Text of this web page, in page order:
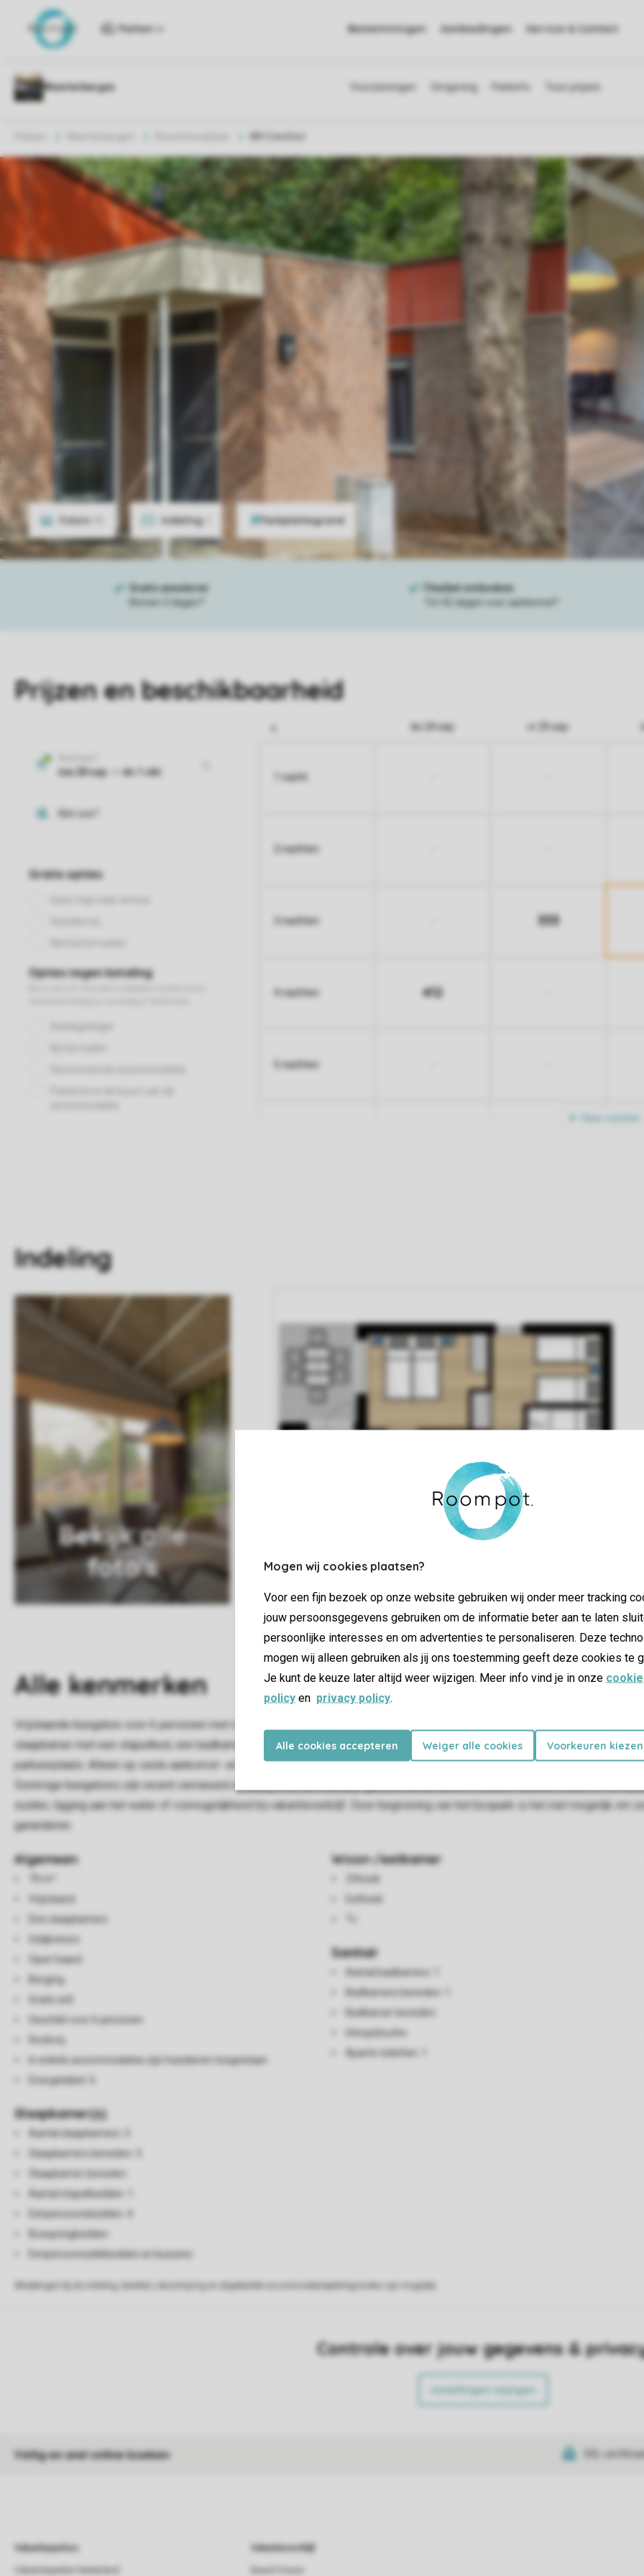
Mogen wij cookies plaatsen?
Voor een fijn bezoek op onze website gebruiken wij onder meer tracking
jouw persoonsgegevens gebruiken om de informatie beter aan te laten
persoonlijke interesses en om advertenties te personaliseren. Deze
mogen wij alleen gebruiken als jij ons toestemming geeft deze cookies te
Je kunt de keuze later altijd weer wijzigen. Meer info vind je in onze cookie
policy en privacy policy.
Alle cookies accepteren Weiger alle cookies Voorkeuren kiezen
Parken Bestemmingen Aanbiedingen Service & Contact
Foto's Indeling
Prijzen en beschikbaarheid
do 24 sep vr 25 sep
1 nacht
2 nachten
3 nachten 333
4 nachten 412
5 nachten
Indeling
Bekijk alle
foto's
Allekenmerken
Vrijstaande bungalow voor 6 personen met ruime woonkamer, eethoek en open keuken met combimagnetron en
slaapkamer met een stapelbed, een badkamer met douche en een apart toilet. De tuin heeft meubilair en er is gratis wifi. Het
parkeerplaats. Alleen op vaste aankomst- en vertrekdagen kun je met de auto bij je bungalow komen om bagage in of uit te
Sommige bungalows zijn recent vernieuwd en kun je met de voorkeur 'gerenoveerde accommodatie' boeken. Goed om te
zuiden, ligging aan het water of vismogelijkheid bij vakantieverblijf. Door begroeiing van het bospark is het niet mogelijk om
garanderen.
Algemeen
Vrijstaand
Drie slaapkamers
Gelijkvloers
Open haard
Berging
Gratis wifi
Geschikt voor 6 personen
Rookvrij
In enkele accommodaties zijn huisdieren toegestaan
Energielabel: G
Slaapkamer(s)
Aantal slaapkamers: 3
Slaapkamers beneden: 3
Slaapkamer beneden
Aantal stapelbedden: 1
Eénpersoonsbedden: 4
Boxspringbedden
Eenpersoonsdekbedden en kussens
Woon-/eetkamer
Zithoek
Eethoek
Sanitair
Aantal badkamers: 1
Badkamers beneden: 1
Badkamer beneden
Inloopdouche
Aparte toiletten: 1
Controle over jouw gegevens &
Instellingen wijzigen
Veilig en snel online boeken SSL certificaat
Vakantieparken Vakantieverblijf